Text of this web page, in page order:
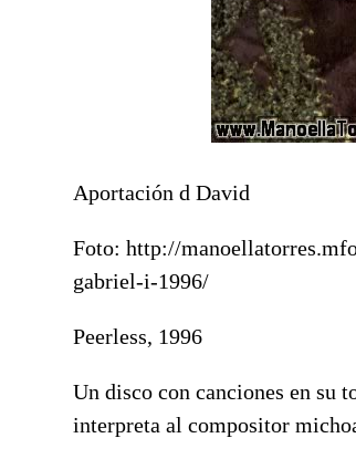
Aportación d David
Foto: http://
gabriel-i-1996/
Peerless, 1996
Un disco con canciones en su
interpreta al compositor